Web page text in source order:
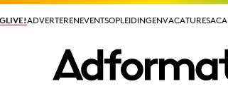
ADVERTERENEVENTSOPLEIDINGENVACATURES
ADVERTERENEVENTSOPLEIDINGENVACATURES